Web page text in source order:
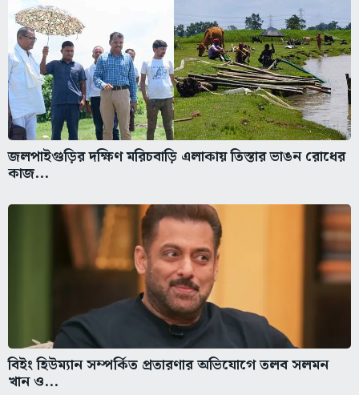
জলপাইগুড়ির দক্ষিণ মরিচবাড়ি এলাকায় তিস্তার ভাঙন রোধের
কাজ...
বিইং হিউম্যান সম্পর্কিত প্রতারণার অভিযোগে তলব সলমন
খান ও...